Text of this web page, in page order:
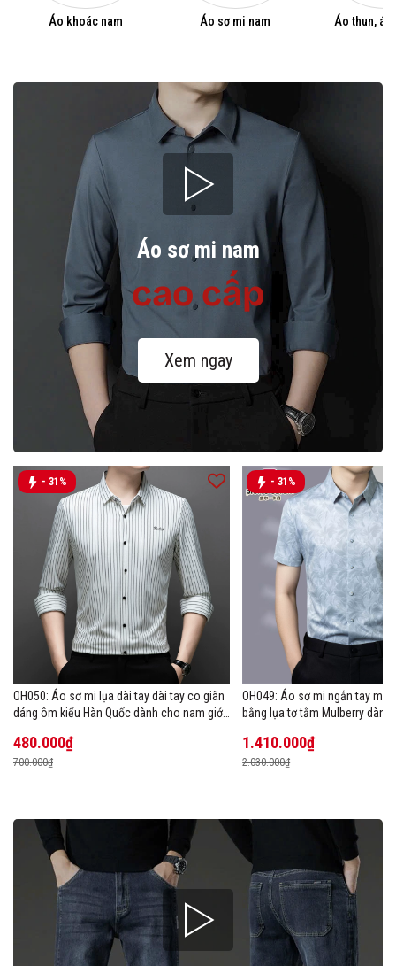
Áo khoác nam Áo sơ mi nam Áo thun, áo
Áo sơ mi nam
cao cấp
Xem ngay
- 31%
OH050: Áo sơ mi lụa dài tay dài tay co giãn
dáng ôm kiểu Hàn Quốc dành cho nam giới,
480.000₫
700.000₫
- 31%
OH049: Áo sơ mi ngắn tay
bằng lụa tơ tằm Mulberry
1.410.000₫
2.030.000₫